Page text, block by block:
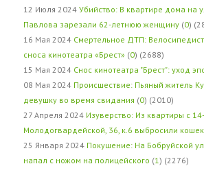
12 Июля 2024 Убийство: В квартире дома на
Павлова зарезали 62-летнюю женщину (0)
16 Мая 2024 Смертельное ДТП:
сноса кинотеатра «Брест» (0) (2688)
15 Мая 2024 Снос кинотеатра "Брест": уход
08 Мая 2024 Происшествие: Пьяный житель
девушку во время свидания (0) (2010)
27 Апреля 2024 Изуверство: Из квартиры с
Молодогвардейской, 36, к.6 выбросили кошек
25 Января 2024 Покушение: На Бобруйской
напал с ножом на полицейского (1 ) (2276)